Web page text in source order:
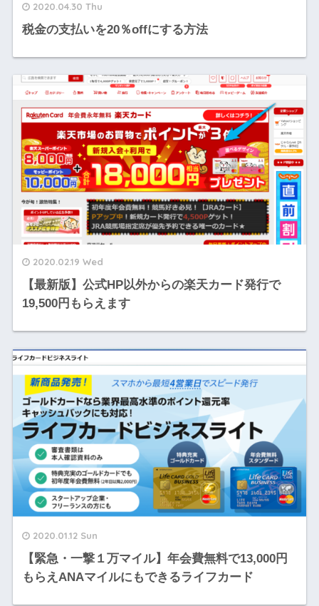
2020.04.30 Thu
税金の支払いを20％offにする方法
2020.02.19 Wed
【最新版】公式HP以外からの楽天カード発行で
19,500円もらえます
2020.01.12 Sun
【緊急・一撃１万マイル】年会費無料で13,000円
もらえANAマイルにもできるライフカード